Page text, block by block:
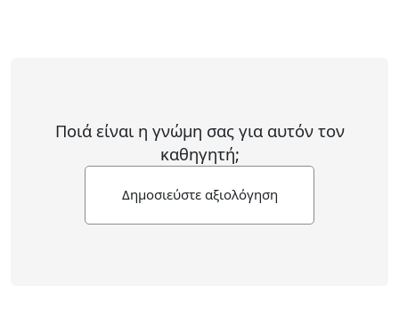
Ποιά είναι η γνώμη σας για αυτόν τον
καθηγητή;
Δημοσιεύστε αξιολόγηση